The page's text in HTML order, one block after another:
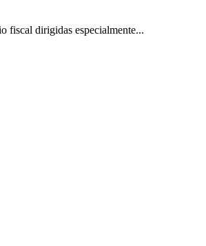
fiscal dirigidas especialmente...